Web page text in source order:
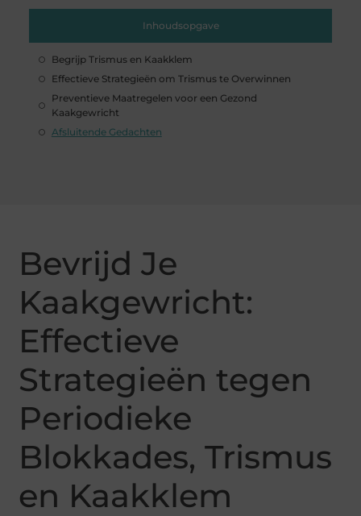
Inhoudsopgave
Begrijp Trismus en Kaakklem
Effectieve Strategieën om Trismus te Overwinnen
Preventieve Maatregelen voor een Gezond
Kaakgewricht
Afsluitende Gedachten
Bevrijd Je
Kaakgewricht:
Effectieve
Strategieën tegen
Periodieke
Blokkades, Trismus
en Kaakklem